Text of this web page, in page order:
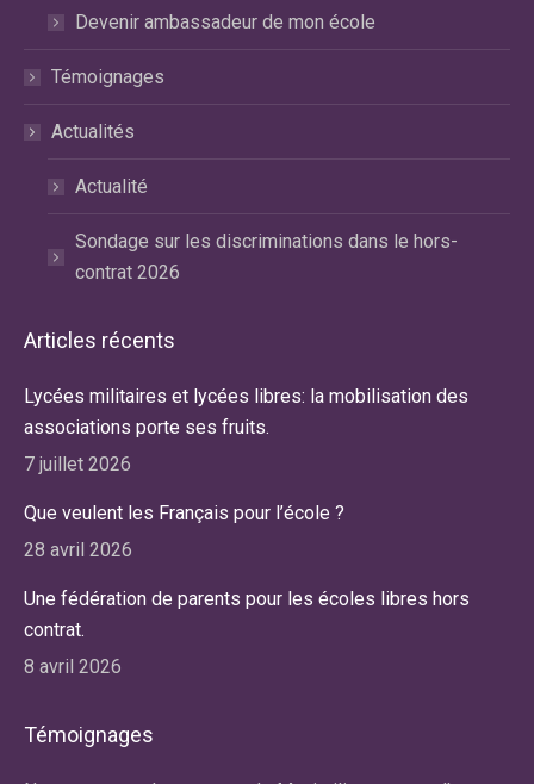
Devenir ambassadeur de mon école
Témoignages
Actualités
Actualité
Sondage sur les discriminations dans le hors-
contrat 2026
Articles récents
Lycées militaires et lycées libres: la mobilisation des
associations porte ses fruits.
7 juillet 2026
Que veulent les Français pour l’école ?
28 avril 2026
Une fédération de parents pour les écoles libres hors
contrat.
8 avril 2026
Témoignages